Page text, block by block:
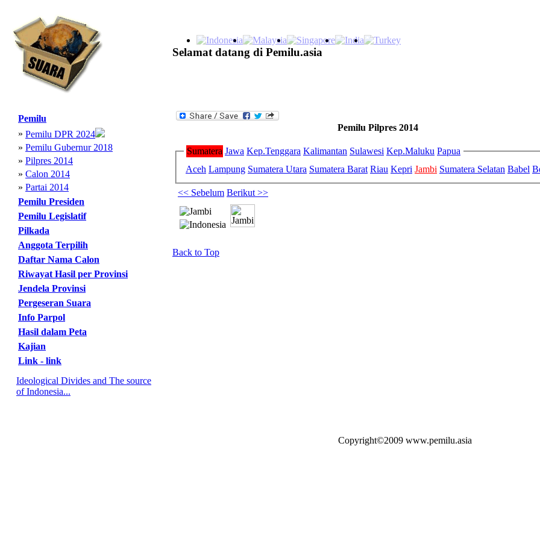
Selamat datang di Pemilu.asia
Pemilu
» Pemilu DPR 2024
» Pemilu Gubernur 2018
» Pilpres 2014
» Calon 2014
» Partai 2014
Pemilu Presiden
Pemilu Legislatif
Pilkada
Anggota Terpilih
Daftar Nama Calon
Riwayat Hasil per Provinsi
Jendela Provinsi
Pergeseran Suara
Info Parpol
Hasil dalam Peta
Kajian
Link - link
Ideological Divides and The source
of Indonesia...
Pemilu Pilpres 2014
Sumatera Jawa Kep.Tenggara Kalimantan Sulawesi Kep.Maluku Papua
Aceh Lampung Sumatera Utara Sumatera Barat Riau Kepri Jambi Sumatera Selatan Babel
<< Sebelum Berikut >>
Back to Top
Copyright©2009 www.pemilu.asia